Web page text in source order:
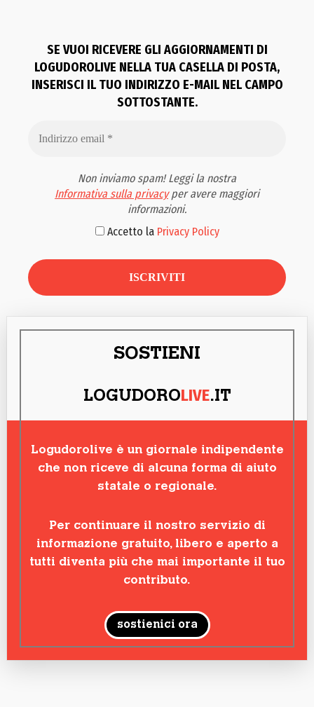
SE VUOI RICEVERE GLI AGGIORNAMENTI DI
LOGUDOROLIVE NELLA TUA CASELLA DI POSTA,
INSERISCI IL TUO INDIRIZZO E-MAIL NEL CAMPO
SOTTOSTANTE.
Non inviamo spam! Leggi la nostra
Informativa sulla privacyper avere maggiori
informazioni.
Accetto la Privacy Policy
SOSTIENI
LOGUDOROLIVE.IT
Logudorolive è un giornale indipendente
che non riceve di alcuna forma di aiuto
statale o regionale.
Per continuare il nostro servizio di
informazione gratuito, libero e aperto a
tutti diventa più che mai importante il tuo
contributo.
sostienici ora